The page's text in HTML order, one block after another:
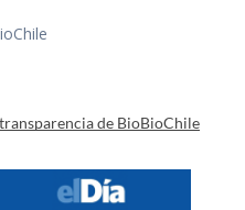
de BioBioChile